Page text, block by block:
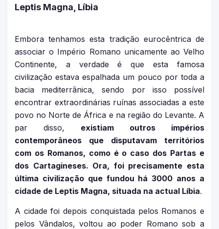
Leptis Magna, Líbia
Embora tenhamos esta tradição eurocêntrica de
associar o Império Romano unicamente ao Velho
Continente, a verdade é que esta famosa
civilização estava espalhada um pouco por toda a
bacia mediterrânica, sendo por isso possível
encontrar extraordinárias ruínas associadas a este
povo no Norte de África e na região do Levante. A
par disso, existiam outros impérios
contemporâneos que disputavam territórios
com os Romanos, como é o caso dos Partas e
dos Cartagineses. Ora, foi precisamente esta
última civilização que fundou há 3000 anos a
cidade de Leptis Magna, situada na actual Líbia.
A cidade foi depois conquistada pelos Romanos e
pelos Vândalos, voltou ao poder Romano sob a